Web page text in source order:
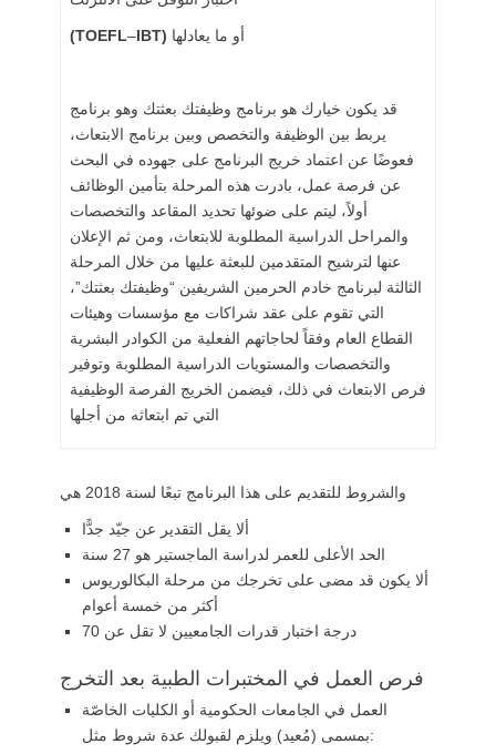
(TOEFL–IBT) أو ما يعادلها
قد يكون خيارك هو برنامج وظيفتك بعثتك وهو برنامج
يربط بين الوظيفة والتخصص وبين برنامج الابتعاث،
فعوضًا عن اعتماد خريج البرنامج على جهوده في البحث
عن فرصة عمل، بادرت هذه المرحلة بتأمين الوظائف
أولاً، ليتم على ضوئها تحديد المقاعد والتخصصات
والمراحل الدراسية المطلوبة للابتعاث، ومن ثم الإعلان
عنها لترشيح المتقدمين للبعثة عليها من خلال المرحلة
الثالثة لبرنامج خادم الحرمين الشريفين “وظيفتك بعثتك”،
التي تقوم على عقد شراكات مع مؤسسات وهيئات
القطاع العام وفقاً لحاجاتهم الفعلية من الكوادر البشرية
والتخصصات والمستويات الدراسية المطلوبة وتوفير
فرص الابتعاث في ذلك، فيضمن الخريج الفرصة الوظيفية
التي تم ابتعاثه من أجلها
والشروط للتقديم على هذا البرنامج تبعًا لسنة 2018 هي
ألا يقل التقدير عن جيّد جدًّا
الحد الأعلى للعمر لدراسة الماجستير هو 27 سنة
ألا يكون قد مضى على تخرجك من مرحلة البكالوريوس
أكثر من خمسة أعوام
درجة اختبار قدرات الجامعيين لا تقل عن 70
فرص العمل في المختبرات الطبية بعد التخرج
العمل في الجامعات الحكومية أو الكليات الخاصّة
بمسمى (مُعيد) ويلزم لقبولك عدة شروط مثل: